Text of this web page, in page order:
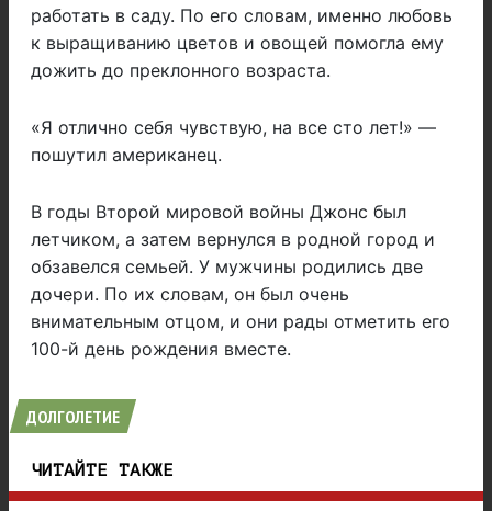
работать в саду. По его словам, именно любовь
к выращиванию цветов и овощей помогла ему
дожить до преклонного возраста.
«Я отлично себя чувствую, на все сто лет!» —
пошутил американец.
В годы Второй мировой войны Джонс был
летчиком, а затем вернулся в родной город и
обзавелся семьей. У мужчины родились две
дочери. По их словам, он был очень
внимательным отцом, и они рады отметить его
100-й день рождения вместе.
ДОЛГОЛЕТИЕ
ЧИТАЙТЕ ТАКЖЕ